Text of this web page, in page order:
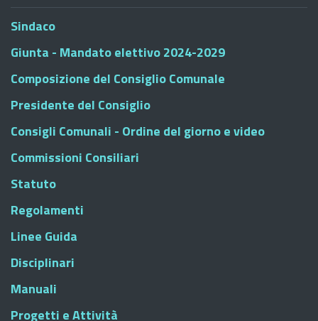
Sindaco
Giunta - Mandato elettivo 2024-2029
Composizione del Consiglio Comunale
Presidente del Consiglio
Consigli Comunali - Ordine del giorno e video
Commissioni Consiliari
Statuto
Regolamenti
Linee Guida
Disciplinari
Manuali
Progetti e Attività